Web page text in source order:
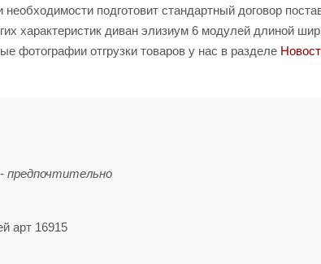
подготовит стандартный договор
характеристик диван элизиум 6 модулей длиной
фотографии отгрузки товаров у нас в разделе
- предпочтительно
арт 16915